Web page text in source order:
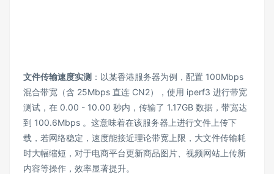
文件传输速度实测 ：以某香港服务器为例，配置 100Mbps
混合带宽（含 25Mbps 直连 CN2），使用 iperf3 进行带宽
测试，在 0.00 - 10.00 秒内，传输了 1.17GB 数据，带宽达
到 100.6Mbps 。这意味着在该服务器上进行文件上传下
载，若网络稳定，速度能接近理论带宽上限，大文件传输耗
时大幅缩短，对于电商平台更新商品图片、视频网站上传新
内容等操作，效率显著提升。